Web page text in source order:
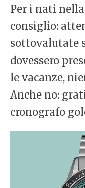
Per i nati nella
consiglio:
sottovalutate
dovessero
le vacanze,
Anche no:
cronografo